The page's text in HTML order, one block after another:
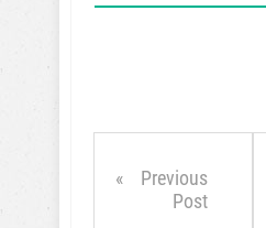
Previous
Post